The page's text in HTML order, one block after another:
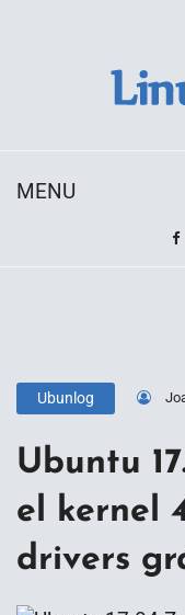
MENU
Ubunlog
Ubuntu
el kernel
drivers